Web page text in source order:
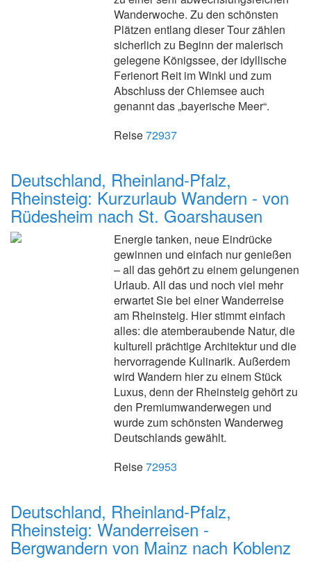
Wanderwoche. Zu den schönsten
Plätzen entlang dieser Tour zählen
sicherlich zu Beginn der malerisch
gelegene Königssee, der idyllische
Ferienort Reit im Winkl und zum
Abschluss der Chiemsee auch
genannt das „bayerische Meer“.
Reise72937
Deutschland, Rheinland-Pfalz,
Rheinsteig: Kurzurlaub Wandern - von
Rüdesheim nach St. Goarshausen
Energie tanken, neue Eindrücke
gewinnen und einfach nur genießen
– all das gehört zu einem gelungenen
Urlaub. All das und noch viel mehr
erwartet Sie bei einer Wanderreise
am Rheinsteig. Hier stimmt einfach
alles: die atemberaubende Natur, die
kulturell prächtige Architektur und die
hervorragende Kulinarik. Außerdem
wird Wandern hier zu einem Stück
Luxus, denn der Rheinsteig gehört zu
den Premiumwanderwegen und
wurde zum schönsten Wanderweg
Deutschlands gewählt.
Reise72953
Deutschland, Rheinland-Pfalz,
Rheinsteig: Wanderreisen -
Bergwandern von Mainz nach Koblenz